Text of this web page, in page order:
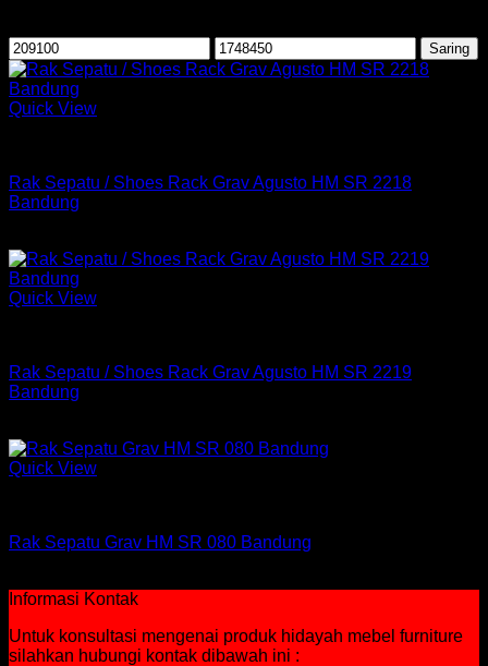
Harga
terendah
Harga
tertinggi
Saring
Quick View
Rak Sepatu / Shoes Rack Grav Agusto HM SR 2218
Bandung
Quick View
Rak Sepatu / Shoes Rack Grav Agusto HM SR 2219
Bandung
Quick View
Rak Sepatu Grav HM SR 080 Bandung
Informasi Kontak
Untuk konsultasi mengenai produk hidayah mebel furniture
silahkan hubungi kontak dibawah ini :